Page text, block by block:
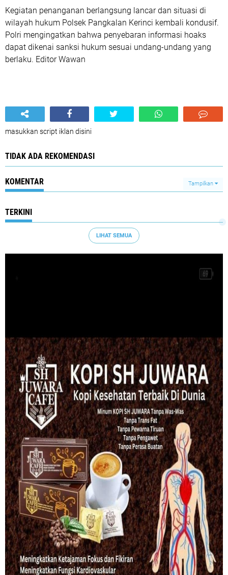
Kegiatan penanganan berlangsung lancar dan situasi di
wilayah hukum Polsek Pangkalan Kerinci kembali kondusif.
Polri mengingatkan bahwa penyebaran informasi hoaks
dapat dikenai sanksi hukum sesuai undang-undang yang
berlaku. Editor Wawan
masukkan script iklan disini
TIDAK ADA REKOMENDASI
KOMENTAR Tampilkan
TERKINI
LIHAT SEMUA